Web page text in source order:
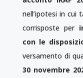
nell’ipotesi in cui
corrisposte per
con le
versamento di
30 novembre